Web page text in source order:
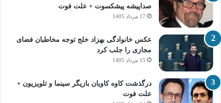
صداپیشه پیشکسوت + علت فوت
17 مرداد 1405
عکس خانوادگی بهزاد خلج توجه مخاطبان فضای
مجازی را جلب کرد
15 مرداد 1405
درگذشت کاوه کاویان بازیگر سینما و تلویزیون +
علت فوت